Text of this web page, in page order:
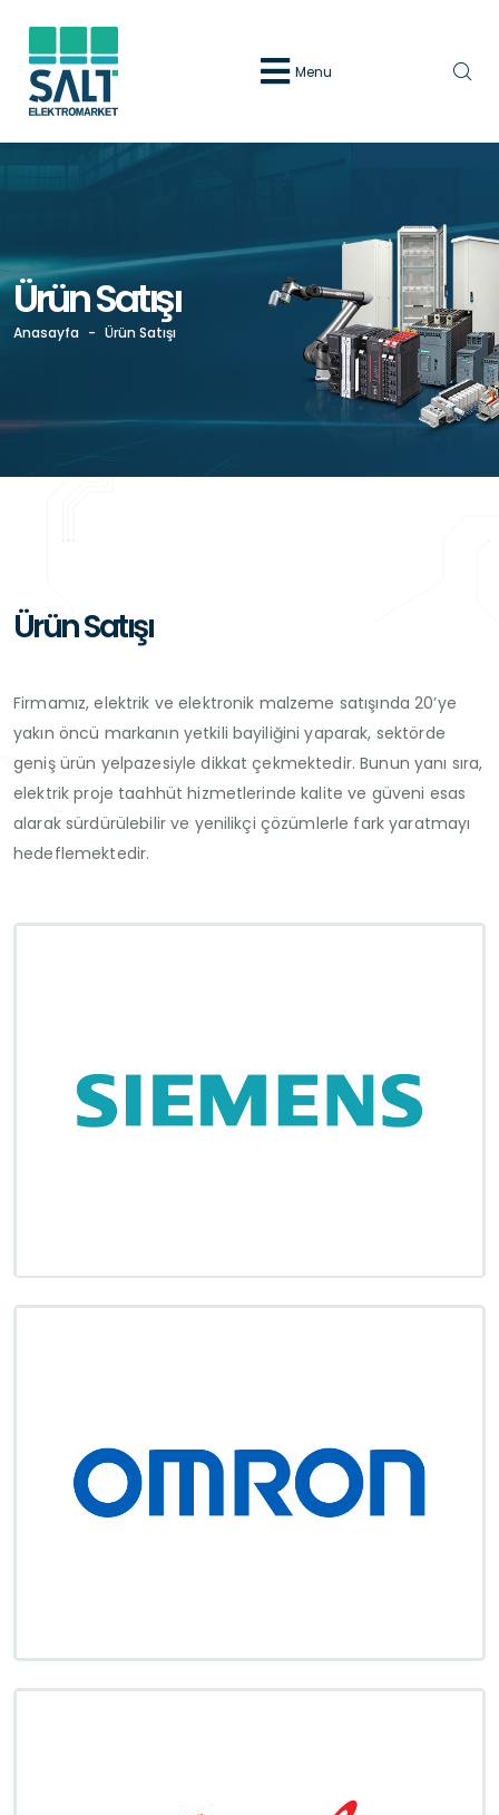
Menu
Ürün Satışı
Anasayfa - Ürün Satışı
Ürün Satışı
Firmamız, elektrik ve elektronik malzeme satışında 20’ye
yakın öncü markanın yetkili bayiliğini yaparak, sektörde
geniş ürün yelpazesiyle dikkat çekmektedir. Bunun yanı sıra,
elektrik proje taahhüt hizmetlerinde kalite ve güveni esas
alarak sürdürülebilir ve yenilikçi çözümlerle fark yaratmayı
hedeflemektedir.